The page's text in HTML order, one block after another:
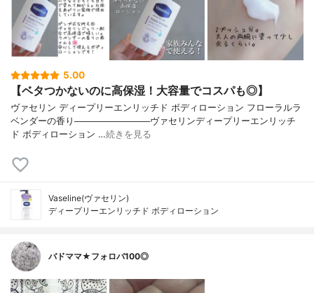
5.00
【ベタつかないのに高保湿！大容量でコスパも◎】
ヴァセリン ディープリーエンリッチド ボディローション フローラルラ
ベンダーの香り────────────ヴァセリンディープリーエンリッチ
ド ボディローション …続きを見る
Vaseline(ヴァセリン)
ディープリーエンリッチド ボディローション
バドママ★フォロバ100◎